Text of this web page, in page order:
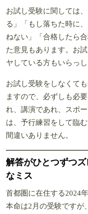
お試し受験に関しては
る」「もし落ちた時に
ねない」「合格したら
た意見もあります。お
ヤしている方もいらっ
お試し受験をしなくて
ますので、必ずしも必
れ、講演であれ、スポ
は、予行練習をして臨
間違いありません。
解答がひとつずつ
なミス
首都圏に在住する2024
本命は2月の受験ですが